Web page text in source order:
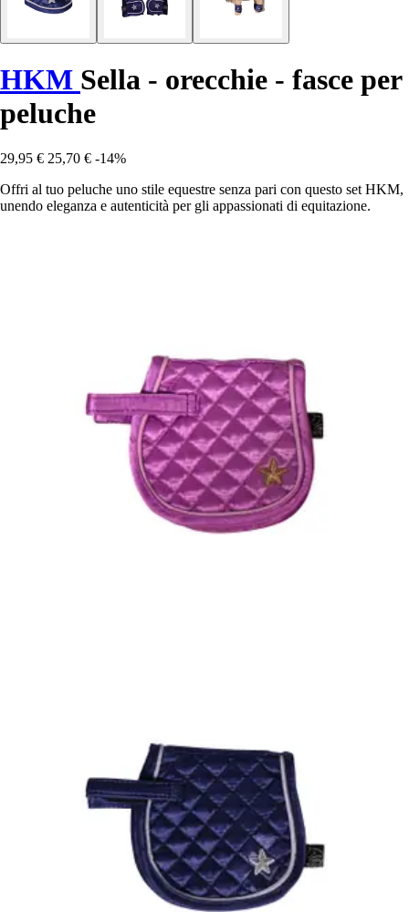
HKM Sella - orecchie - fasce per
peluche
29,95 € 25,70 € -14%
Offri al tuo peluche uno stile equestre senza pari con questo set HKM,
unendo eleganza e autenticità per gli appassionati di equitazione.